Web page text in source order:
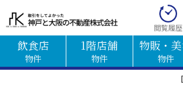
閲覧履歴
飲食店
物件
1階店舗
物件
物販・
物件